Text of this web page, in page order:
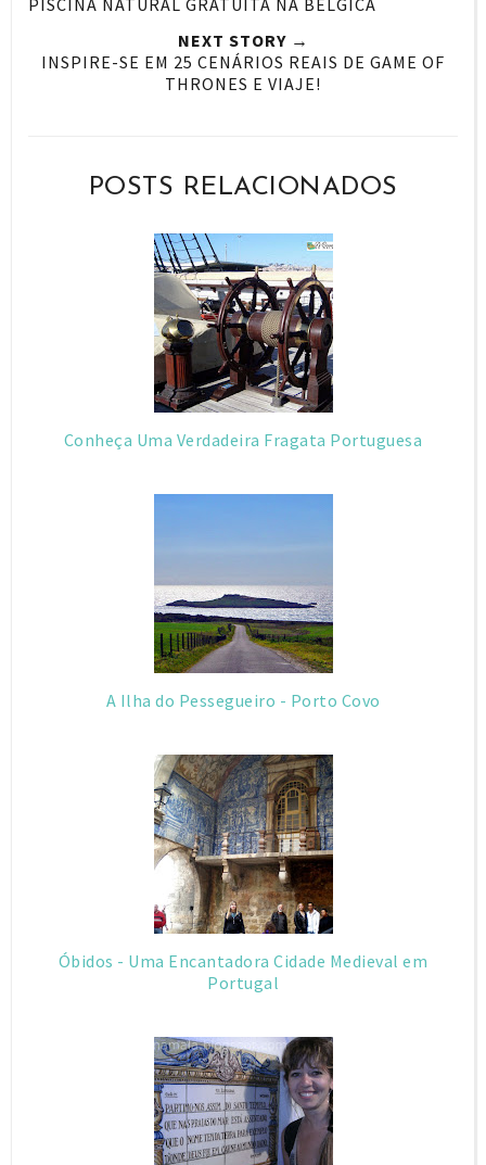
i
F
a
b
o
k
G
o
l
P
l
u
s
PISCINA NATURAL GRATUITA NA BÉLGICA
NEXT STORY →
INSPIRE-SE EM 25 CENÁRIOS REAIS DE GAME OF
THRONES E VIAJE!
POSTS RELACIONADOS
Conheça Uma Verdadeira Fragata Portuguesa
A Ilha do Pessegueiro - Porto Covo
Óbidos - Uma Encantadora Cidade Medieval em
Portugal